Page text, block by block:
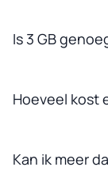
Is 3 GB
Hoeveel kost
Kan ik meer